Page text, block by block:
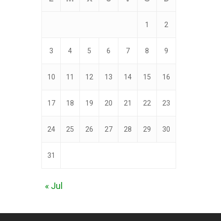
1 2
3 4 5 6 7 8 9
10 11 12 13 14 15 16
17 18 19 20 21 22 23
24 25 26 27 28 29 30
31
« Jul